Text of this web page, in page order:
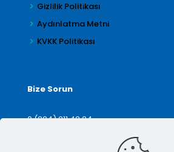
Gizlilik Politikası
Aydınlatma Metni
KVKK Politikası
Bize Sorun
0 (224) 211 42 24